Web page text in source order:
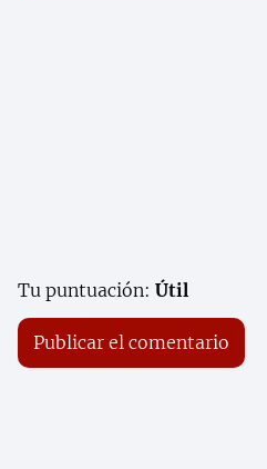
Tu puntuación: Útil